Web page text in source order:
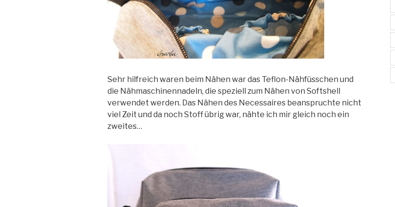
Sehr hilfreich waren beim Nähen war das Teflon-Nähfüsschen und
die Nähmaschinennadeln, die speziell zum Nähen von Softshell
verwendet werden. Das Nähen des Necessaires beanspruchte nicht
viel Zeit und da noch Stoff übrig war, nähte ich mir gleich noch ein
zweites…